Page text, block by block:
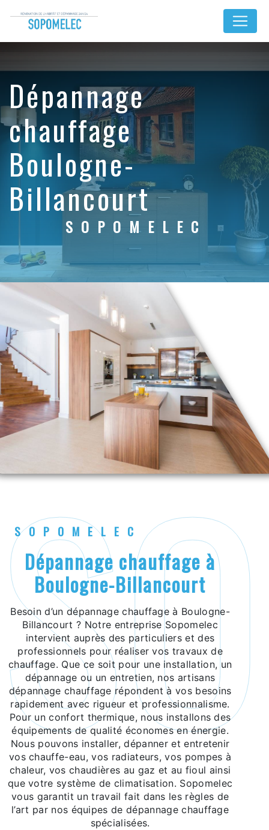
dépannage
chauffage
Boulogne-
Billancourt
SOPOMELEC
SOPOMELEC
dépannage chauffage à
Boulogne-Billancourt
Besoin d’un dépannage chauffage à Boulogne-
Billancourt ? Notre entreprise Sopomelec
intervient auprès des particuliers et des
professionnels pour réaliser vos travaux de
chauffage. Que ce soit pour une installation, un
dépannage ou un entretien, nos artisans
dépannage chauffage répondent à vos besoins
rapidement avec rigueur et professionnalisme.
Pour un confort thermique, nous installons des
équipements de qualité économes en énergie.
Nous pouvons installer, dépanner et entretenir
vos chauffe-eau, vos radiateurs, vos pompes à
chaleur, vos chaudières au gaz et au fioul ainsi
que votre système de climatisation. Sopomelec
vous garantit un travail fait dans les règles de
l’art par nos équipes de dépannage chauffage
spécialisées.